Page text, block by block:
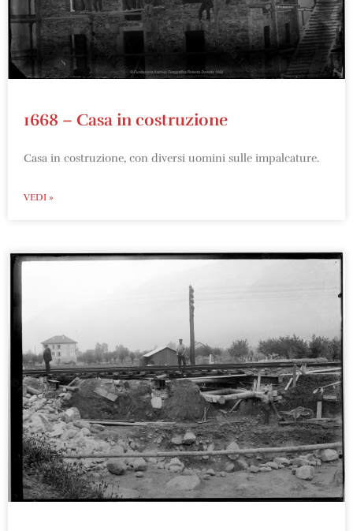
1668 – Casa in costruzione
Casa in costruzione, con diversi uomini sulle impalcature.
VEDI »